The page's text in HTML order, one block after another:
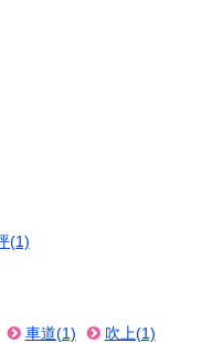
(1)
車道(1) 吹上(1)